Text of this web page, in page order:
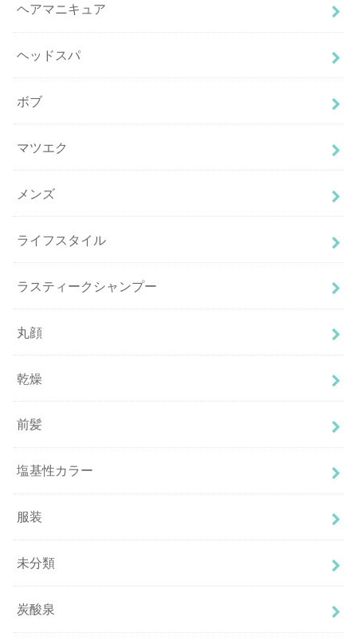
ヘアマニキュア
ヘッドスパ
ボブ
マツエク
メンズ
ライフスタイル
ラスティークシャンプー
丸顔
乾燥
前髪
塩基性カラー
服装
未分類
炭酸泉